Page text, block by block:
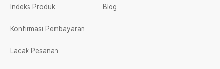
Indeks Produk
Konfirmasi Pembayaran
Lacak Pesanan
Blog